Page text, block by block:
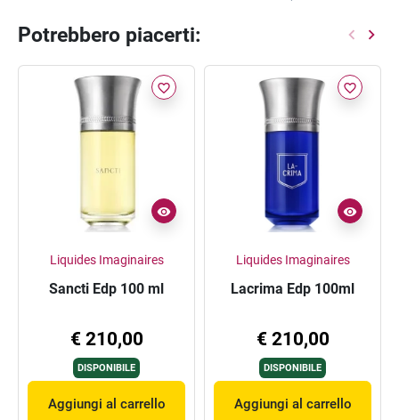
Potrebbero piacerti:
favorite_border
Liquides Imaginaires
Sancti Edp 100 ml
€ 210,00
DISPONIBILE
Aggiungi al carrello
favorite_border
Liquides Imaginaires
Lacrima Edp 100ml
€ 210,00
DISPONIBILE
Aggiungi al carrello